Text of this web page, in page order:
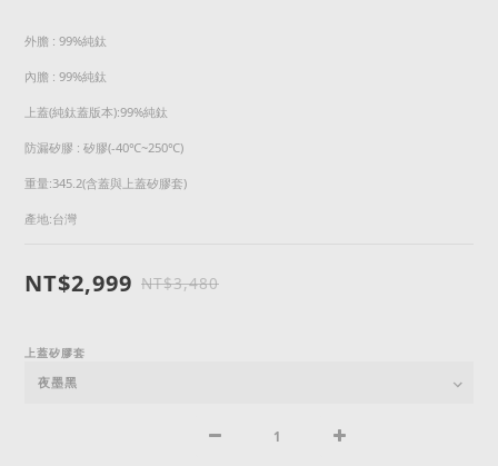
外膽 : 99%純鈦
內膽 : 99%純鈦
上蓋(純鈦蓋版本):99%純鈦
防漏矽膠 : 矽膠(-40℃~250℃)
重量:345.2(含蓋與上蓋矽膠套)
產地:台灣
NT$2,999 NT$3,480
上蓋矽膠套